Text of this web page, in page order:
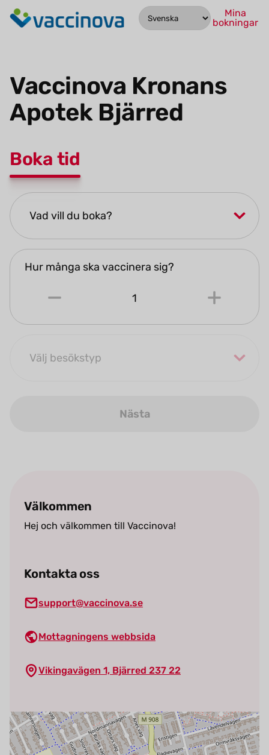
Mina
bokningar
Vaccinova Kronans
Apotek Bjärred
Boka tid
Fyll i formuläret för att starta tidsbokning eller drop-in
Hur många ska vaccinera sig?
1
Nästa
Välkommen
Hej och välkommen till Vaccinova!
Kontakta oss
support@vaccinova.se
Mottagningens webbsida
Vikingavägen 1, Bjärred 237 22